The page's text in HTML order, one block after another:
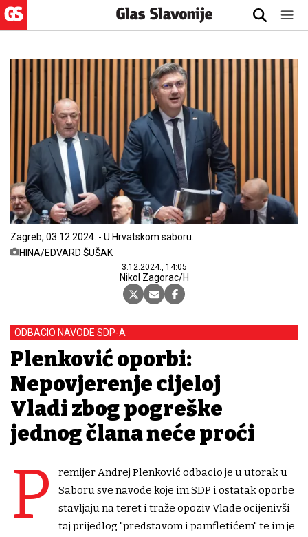
Zagreb, 03.12.2024. - U Hrvatskom saboru
nastavkom sjednice započeo je Zahtjev oporbe za
iskazivanjem povjerenja predsjedniku vlade
Na fotografiji Tomo Medved, Andrej Plenković.
foto HINA/ Edvard ŠUŠAK/ es
HINA/EDVARD ŠUŠAK
3.12.2024., 14:05
Nikol Zagorac/H
ODBACIO NAVODE SDP-A
Plenković oporbi:
Nepovjerenje cijeloj
Vladi zbog pogreške
jednog člana neće proći
P
remijer Andrej Plenković odbacio je u utorak u
Saboru sve navode koje im SDP i ostatak oporbe
stavljaju na teret i traže opoziv Vlade ocijenivši
taj prijedlog "predstavom i pamfletićem" te im je